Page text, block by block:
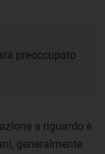
preoccupato
a riguardo è
generalmente